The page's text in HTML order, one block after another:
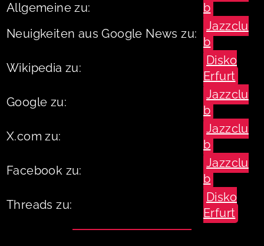
Allgemeine zu:
b
Neuigkeiten aus Google News zu:
Jazzclu
b
Wikipedia zu:
Disko
Erfurt
Google zu:
Jazzclu
b
X.com zu:
Jazzclu
b
Facebook zu:
Jazzclu
b
Threads zu:
Disko
Erfurt